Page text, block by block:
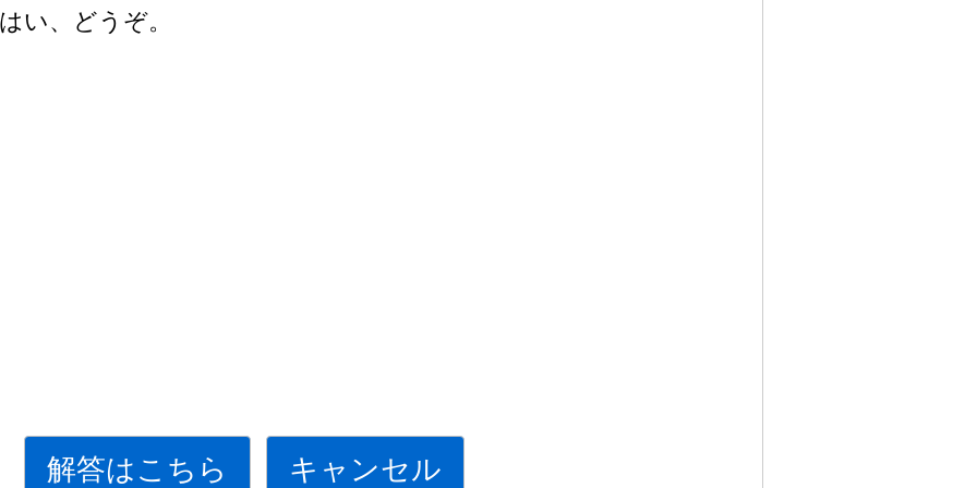
はい、どうぞ。
解答はこちら キャンセル